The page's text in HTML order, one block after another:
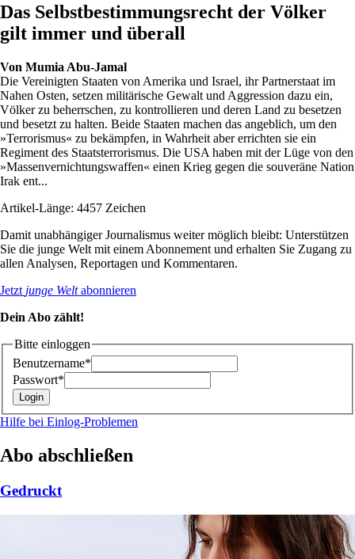
Das Selbstbestimmungsrecht der Völker
gilt immer und überall
Von Mumia Abu-Jamal
Die Vereinigten Staaten von Amerika und Israel, ihr Partnerstaat im
Nahen Osten, setzen militärische Gewalt und Aggression dazu ein,
Völker zu beherrschen, zu kontrollieren und deren Land zu besetzen
und besetzt zu halten. Beide Staaten machen das angeblich, um den
»Terrorismus« zu bekämpfen, in Wahrheit aber errichten sie ein
Regiment des Staatsterrorismus. Die USA haben mit der Lüge von den
»Massenvernichtungswaffen« einen Krieg gegen die souveräne Nation
Irak ent...
Artikel-Länge: 4457 Zeichen
Damit unabhängiger Journalismus weiter möglich bleibt: Unterstützen
Sie die junge Welt mit einem Abonnement und erhalten Sie Zugang zu
allen Analysen, Reportagen und Kommentaren.
Jetzt junge Weltabonnieren
Dein Abo zählt!
Bitte einloggen
Benutzername*
Passwort*
Hilfe bei Einlog-Problemen
Abo abschließen
Gedruckt